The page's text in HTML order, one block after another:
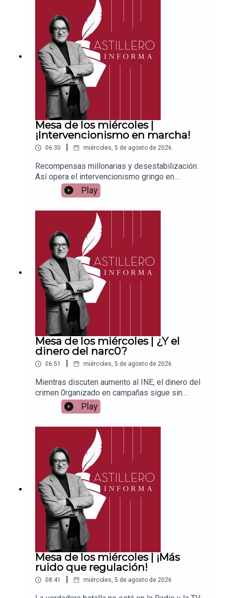
https://julioastillerotienda.com/
Mesa de los miércoles |
¡Intervencionismo en marcha!
06:30 miércoles, 5 de agosto de 2026
Recompensas millonarias y desestabilización:
Así opera el intervencionismo gringo en
MéxicoEnlace para apoyar vía
Patreon:https://www.patreon.com/julioastilleroEnl
ace para hacer donaciones vía
PayPal:https://www.paypal.me/julioastilleroCuent
a para hacer transferencias a cuenta BBVA a
nombre de Julio Hernández López:
1539408017CLABE: 012 320 01539408017
2Tienda:https://julioastillerotienda.com/
Play
Mesa de los miércoles | ¿Y el
dinero del narc0?
06:51 miércoles, 5 de agosto de 2026
Mientras discuten aumento al INE, el dinero del
crimen 0rganizado en campañas sigue sin
controlEnlace para apoyar vía
Patreon:https://www.patreon.com/julioastilleroEnl
ace para hacer donaciones vía
PayPal:https://www.paypal.me/julioastilleroCuent
a para hacer transferencias a cuenta BBVA a
nombre de Julio Hernández López:
1539408017CLABE: 012 320 01539408017
2Tienda:https://julioastillerotienda.com/
Play
Mesa de los miércoles | ¡Más
ruido que regulación!
08:41 miércoles, 5 de agosto de 2026